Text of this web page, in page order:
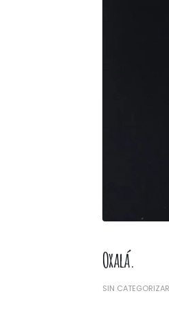
Oxalá.
SIN CATEGORIZAR